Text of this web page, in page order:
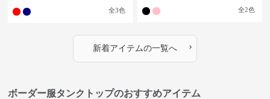
全3色 全2色
新着アイテムの一覧へ ›
ボーダー服タンクトップのおすすめアイテム